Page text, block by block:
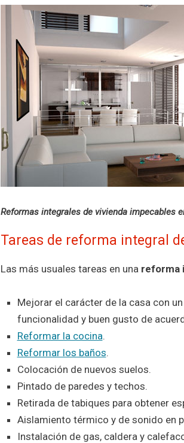
Reformas integrales de vivienda impecables
Tareas de reforma integral
Las más usuales tareas en una reforma
Mejorar el carácter de la casa con
funcionalidad y buen gusto de
Reformar la cocina.
Reformar los baños.
Colocación de nuevos suelos.
Pintado de paredes y techos.
Retirada de tabiques para obtener
Aislamiento térmico y de sonido en
Instalación de gas, caldera y